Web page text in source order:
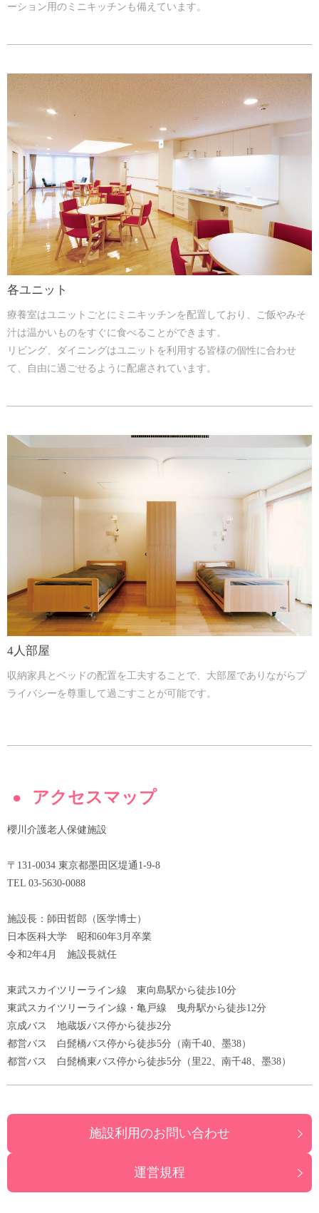
ーション用のミニキッチンも備えています。
各ユニット
療養室はユニットごとにミニキッチンを配置しており、ご飯やみそ
汁は温かいものをすぐに食べることができます。
リビング、ダイニングはユニットを利用する皆様の個性に合わせ
て、自由に過ごせるように配慮されています。
4人部屋
収納家具とベッドの配置を工夫することで、大部屋でありながらプ
ライバシーを尊重して過ごすことが可能です。
アクセスマップ
櫻川介護老人保健施設
〒131-0034 東京都墨田区堤通1-9-8
TEL 03-5630-0088
施設長：師田哲郎（医学博士）
日本医科大学 昭和60年3月卒業
令和2年4月 施設長就任
東武スカイツリーライン線 東向島駅から徒歩10分
東武スカイツリーライン線・亀戸線 曳舟駅から徒歩12分
京成バス 地蔵坂バス停から徒歩2分
都営バス 白髭橋バス停から徒歩5分（南千40、墨38）
都営バス 白髭橋東バス停から徒歩5分（里22、南千48、墨38）
施設利用のお問い合わせ
運営規程